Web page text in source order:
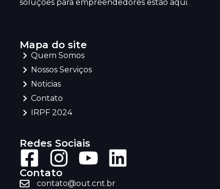
soluções para empreendedores estão aqui.
Mapa do site
Quem Somos
Nossos Serviços
Noticias
Contato
IRPF 2024
Redes Sociais
Contato
contato@out.cnt.br